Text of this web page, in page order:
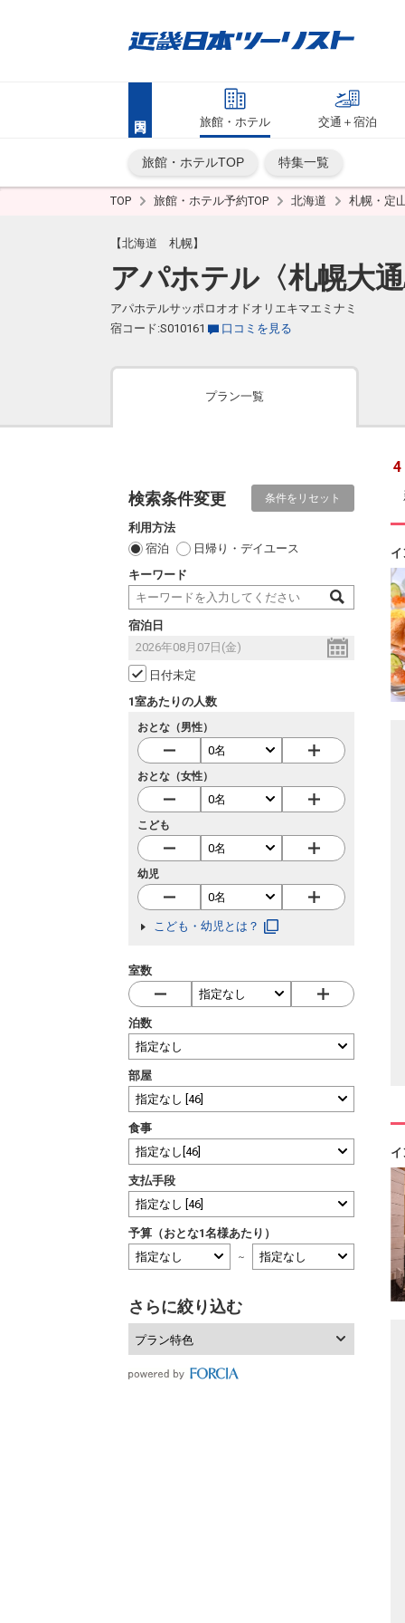
旅館・ホテル 交通＋宿泊
旅館・ホテルTOP 特集一覧
TOP 旅館・ホテル予約TOP 北海道 札幌・定
【北海道 札幌】
アパホテル〈札幌大
アパホテルサッポロオオドオリエキマエミナミ
宿コード:S010161
口コミを見る
プラン一覧
検索条件変更 条件をリセット
利用方法
宿泊
日帰り・デイユース
キーワード
宿泊日
日付未定
1室あたりの人数
おとな（男性）
おとな（女性）
こども
幼児
こども・幼児とは？
室数
泊数
部屋
食事
支払手段
予算（おとな1名様あたり）
～
さらに絞り込む
プラン特色
4